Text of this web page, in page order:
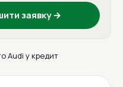
заявку →
Audi у кредит